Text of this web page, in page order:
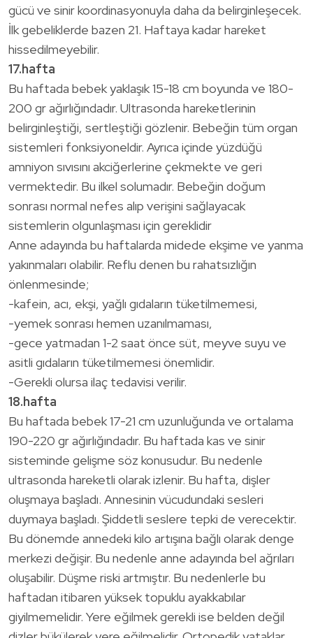
gücü ve sinir koordinasyonuyla daha da belirginleşecek.
İlk gebeliklerde bazen 21. Haftaya kadar hareket
hissedilmeyebilir.
17.hafta
Bu haftada bebek yaklaşık 15-18 cm boyunda ve 180-
200 gr ağırlığındadır. Ultrasonda hareketlerinin
belirginleştiği, sertleştiği gözlenir. Bebeğin tüm organ
sistemleri fonksiyoneldir. Ayrıca içinde yüzdüğü
amniyon sıvısını akciğerlerine çekmekte ve geri
vermektedir. Bu ilkel solumadır. Bebeğin doğum
sonrası normal nefes alıp verişini sağlayacak
sistemlerin olgunlaşması için gereklidir
Anne adayında bu haftalarda midede ekşime ve yanma
yakınmaları olabilir. Reflu denen bu rahatsızlığın
önlenmesinde;
-kafein, acı, ekşi, yağlı gıdaların tüketilmemesi,
-yemek sonrası hemen uzanılmaması,
-gece yatmadan 1-2 saat önce süt, meyve suyu ve
asitli gıdaların tüketilmemesi önemlidir.
-Gerekli olursa ilaç tedavisi verilir.
18.hafta
Bu haftada bebek 17-21 cm uzunluğunda ve ortalama
190-220 gr ağırlığındadır. Bu haftada kas ve sinir
sisteminde gelişme söz konusudur. Bu nedenle
ultrasonda hareketli olarak izlenir. Bu hafta, dişler
oluşmaya başladı. Annesinin vücudundaki sesleri
duymaya başladı. Şiddetli seslere tepki de verecektir.
Bu dönemde annedeki kilo artışına bağlı olarak denge
merkezi değişir. Bu nedenle anne adayında bel ağrıları
oluşabilir. Düşme riski artmıştır. Bu nedenlerle bu
haftadan itibaren yüksek topuklu ayakkabılar
giyilmemelidir. Yere eğilmek gerekli ise belden değil